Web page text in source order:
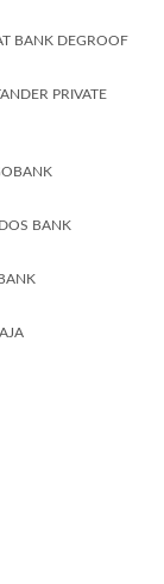
BANK DEGROOF
PRIVATE
BANK